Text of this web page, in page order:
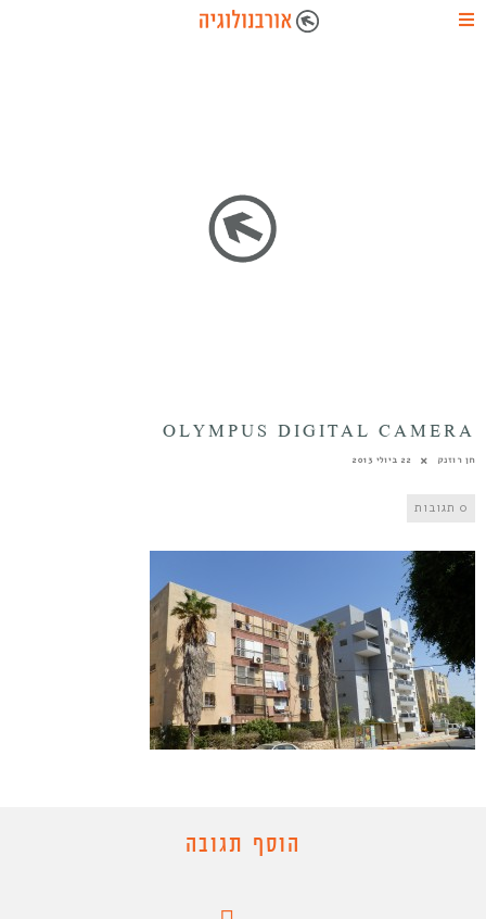
OLYMPUS DIGITAL CAMERA
חן רוזנק 22 ביולי 2013
0 תגובות
הוסף תגובה